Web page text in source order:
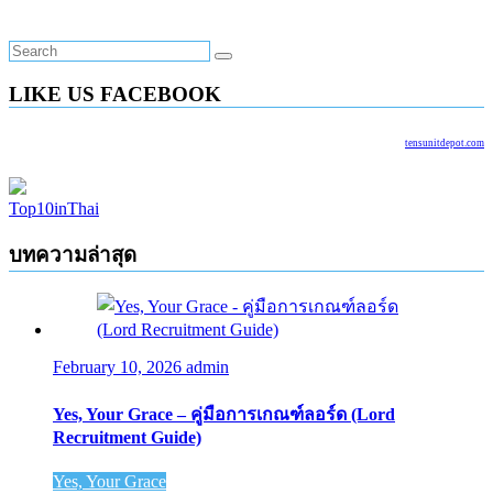
LIKE US FACEBOOK
tensunitdepot.com
Top10inThai
บทความล่าสุด
February 10, 2026 admin
Yes, Your Grace – คู่มือการเกณฑ์ลอร์ด (Lord
Recruitment Guide)
Yes, Your Grace